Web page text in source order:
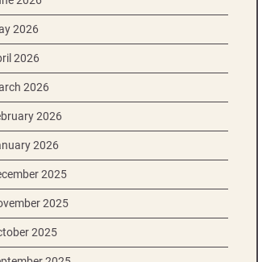
2026
2026
2026
2026
2026
2025
2025
2025